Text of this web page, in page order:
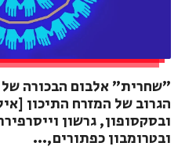
"שחרית" אלבום הבכורה של
הגרוב של המזרח התיכון
ובסקסופון, גרשון
ובטרומבון כפתורים,...